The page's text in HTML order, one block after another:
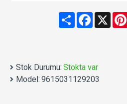
ShareFacebook
X
Stok Durumu: Stokta var
Model: 9615031129203